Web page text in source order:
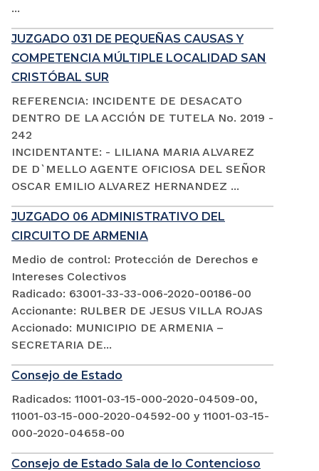
...
JUZGADO 031 DE PEQUEÑAS CAUSAS Y
COMPETENCIA MÚLTIPLE LOCALIDAD SAN
CRISTÓBAL SUR
REFERENCIA: INCIDENTE DE DESACATO
DENTRO DE LA ACCIÓN DE TUTELA No. 2019 -
242
INCIDENTANTE: - LILIANA MARIA ALVAREZ
DE D`MELLO AGENTE OFICIOSA DEL SEÑOR
OSCAR EMILIO ALVAREZ HERNANDEZ ...
JUZGADO 06 ADMINISTRATIVO DEL
CIRCUITO DE ARMENIA
Medio de control: Protección de Derechos e
Intereses Colectivos
Radicado: 63001-33-33-006-2020-00186-00
Accionante: RULBER DE JESUS VILLA ROJAS
Accionado: MUNICIPIO DE ARMENIA –
SECRETARIA DE...
Consejo de Estado
Radicados: 11001-03-15-000-2020-04509-00,
11001-03-15-000-2020-04592-00 y 11001-03-15-
000-2020-04658-00
Consejo de Estado Sala de lo Contencioso